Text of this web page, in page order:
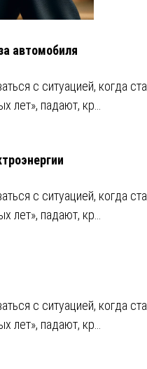
автомобиля
с ситуацией, когда
лет», падают, кр…
с ситуацией, когда
лет», падают, кр…
с ситуацией, когда
лет», падают, кр…